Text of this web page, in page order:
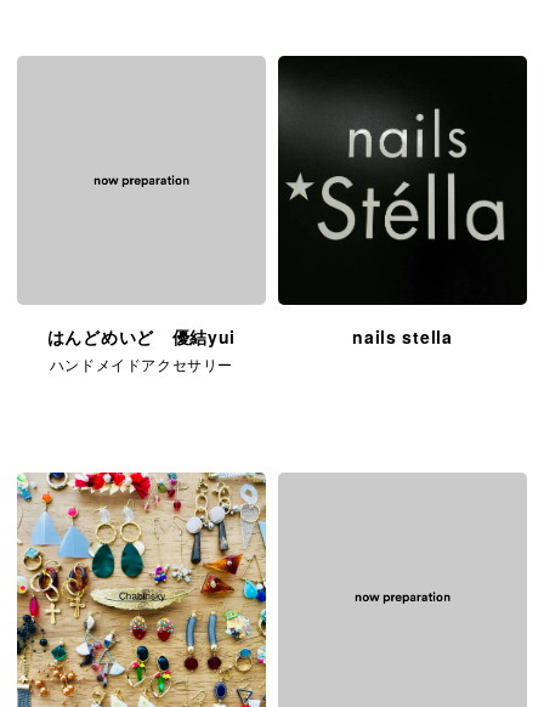
はんどめいど 優結yui
ハンドメイドアクセサリー
nails stella